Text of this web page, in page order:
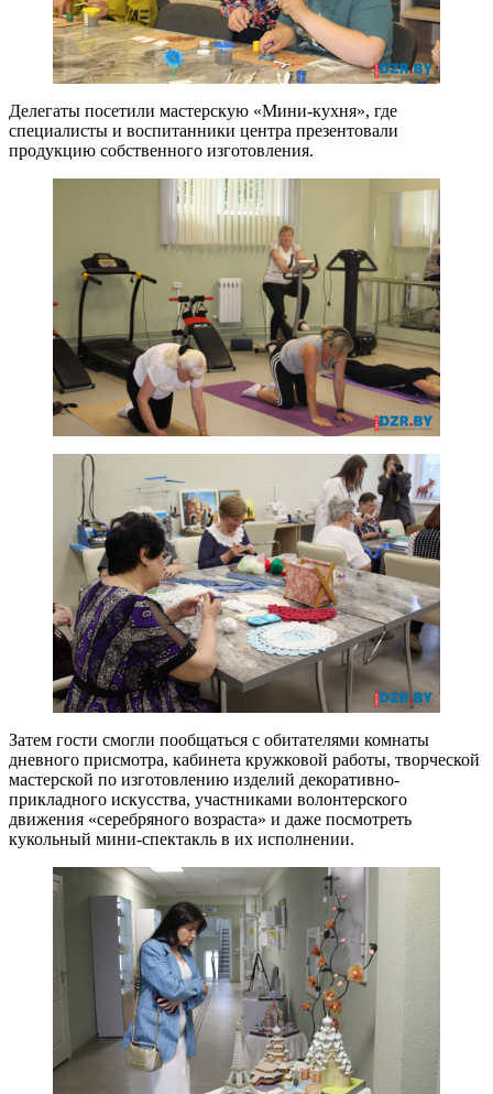
Делегаты посетили мастерскую «Мини-кухня», где
специалисты и воспитанники центра презентовали
продукцию собственного изготовления.
Затем гости смогли пообщаться с обитателями комнаты
дневного присмотра, кабинета кружковой работы, творческой
мастерской по изготовлению изделий декоративно-
прикладного искусства, участниками волонтерского
движения «серебряного возраста» и даже посмотреть
кукольный мини-спектакль в их исполнении.